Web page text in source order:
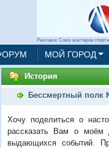
Реклама: Союз мастеров
МОЙ ГОРОД
История
Бессмертный полк
Хочу поделиться о
рассказать Вам о моём
выдающихся событий.